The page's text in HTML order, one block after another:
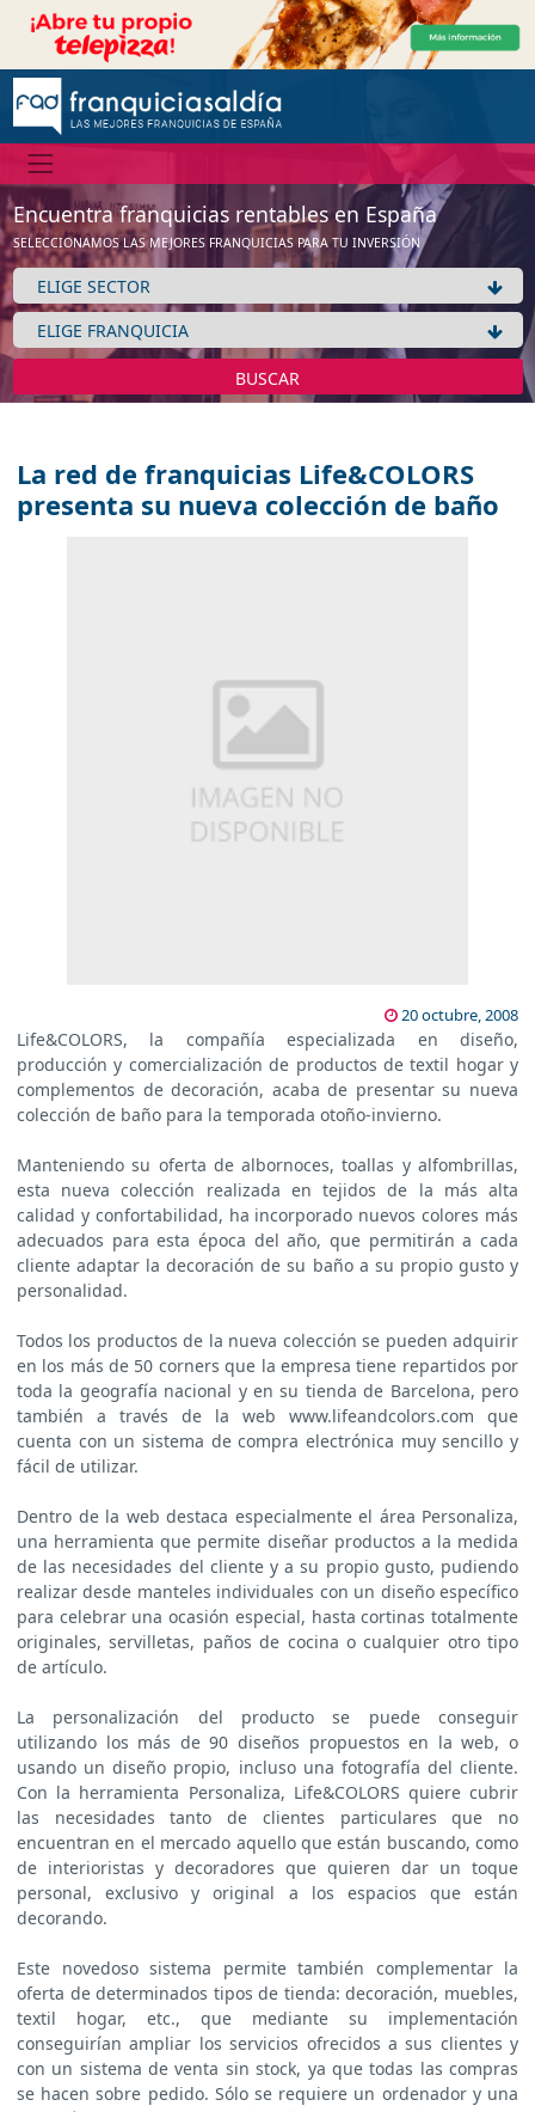
Encuentra franquicias rentables en España
SELECCIONAMOS LAS MEJORES FRANQUICIAS PARA TU INVERSIÓN
BUSCAR
La red de franquicias Life&COLORS
presenta su nueva colección de baño
20 octubre, 2008
Life&COLORS, la compañía especializada en diseño,
producción y comercialización de productos de textil hogar y
complementos de decoración, acaba de presentar su nueva
colección de baño para la temporada otoño-invierno.
Manteniendo su oferta de albornoces, toallas y alfombrillas,
esta nueva colección realizada en tejidos de la más alta
calidad y confortabilidad, ha incorporado nuevos colores más
adecuados para esta época del año, que permitirán a cada
cliente adaptar la decoración de su baño a su propio gusto y
personalidad.
Todos los productos de la nueva colección se pueden adquirir
en los más de 50 corners que la empresa tiene repartidos por
toda la geografía nacional y en su tienda de Barcelona, pero
también a través de la web www.lifeandcolors.com que
cuenta con un sistema de compra electrónica muy sencillo y
fácil de utilizar.
Dentro de la web destaca especialmente el área Personaliza,
una herramienta que permite diseñar productos a la medida
de las necesidades del cliente y a su propio gusto, pudiendo
realizar desde manteles individuales con un diseño específico
para celebrar una ocasión especial, hasta cortinas totalmente
originales, servilletas, paños de cocina o cualquier otro tipo
de artículo.
La personalización del producto se puede conseguir
utilizando los más de 90 diseños propuestos en la web, o
usando un diseño propio, incluso una fotografía del cliente.
Con la herramienta Personaliza, Life&COLORS quiere cubrir
las necesidades tanto de clientes particulares que no
encuentran en el mercado aquello que están buscando, como
de interioristas y decoradores que quieren dar un toque
personal, exclusivo y original a los espacios que están
decorando.
Este novedoso sistema permite también complementar la
oferta de determinados tipos de tienda: decoración, muebles,
textil hogar, etc., que mediante su implementación
conseguirían ampliar los servicios ofrecidos a sus clientes y
con un sistema de venta sin stock, ya que todas las compras
se hacen sobre pedido. Sólo se requiere un ordenador y una